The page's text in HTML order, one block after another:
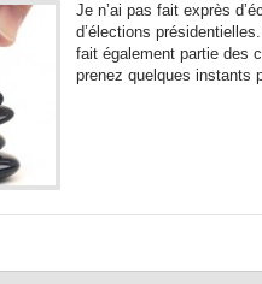
Je n’ai pas fait exprès
d’élections
fait également partie des
prenez quelques instants